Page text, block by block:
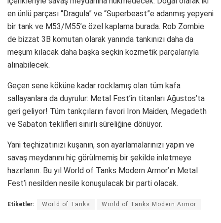
en ünlü parçası “Dragula” ve “Superbeast”e adanmış yepyeni
bir tank ve M53/M55’e özel kaplama burada. Rob Zombie
de bizzat 3B komutan olarak yanında tankınızı daha da
meşum kılacak daha başka seçkin kozmetik parçalarıyla
alınabilecek.
Geçen sene köküne kadar rocklamış olan tüm kafa
sallayanlara da duyrulur: Metal Fest’in titanları Ağustos’ta
geri geliyor! Tüm tankçıların favori Iron Maiden, Megadeth
ve Sabaton teklifleri sınırlı süreliğine dönüyor.
Yani teçhizatınızı kuşanın, son ayarlamalarınızı yapın ve
savaş meydanını hiç görülmemiş bir şekilde inletmeye
hazırlanın. Bu yıl World of Tanks Modern Armor’ın Metal
Fest’i nesilden nesile konuşulacak bir parti olacak.
Etiketler: World of Tanks World of Tanks Modern Armor